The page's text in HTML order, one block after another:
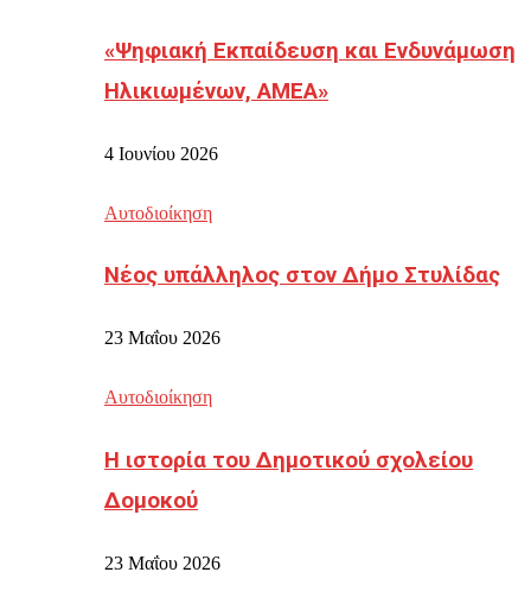
«Ψηφιακή Εκπαίδευση και Ενδυνάμωση
Ηλικιωμένων, ΑΜΕΑ»
4 Ιουνίου 2026
Αυτοδιοίκηση
Νέος υπάλληλος στον Δήμο Στυλίδας
23 Μαΐου 2026
Αυτοδιοίκηση
Η ιστορία του Δημοτικού σχολείου
Δομοκού
23 Μαΐου 2026